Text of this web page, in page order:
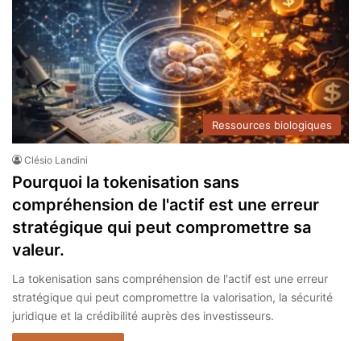
Ressources biologiques
Clésio Landini
Pourquoi la tokenisation sans
compréhension de l'actif est une erreur
stratégique qui peut compromettre sa
valeur.
La tokenisation sans compréhension de l'actif est une erreur
stratégique qui peut compromettre la valorisation, la sécurité
juridique et la crédibilité auprès des investisseurs.